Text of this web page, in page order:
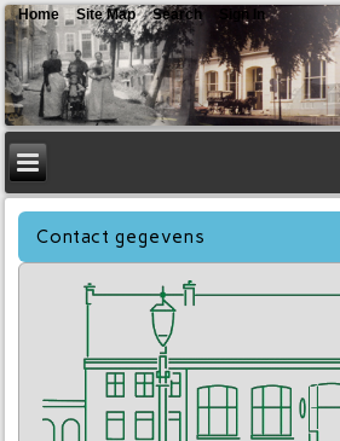
Contact gegevens
Home Site Map Search Sign In